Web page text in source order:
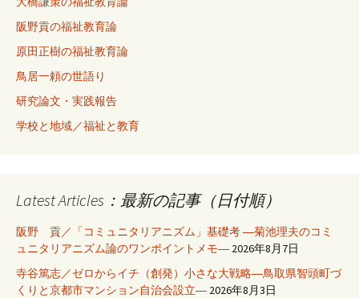
阪野貢の福祉教育論
原田正樹の福祉教育論
鳥居一頼の世語り
研究論文・実践報告
学校と地域／福祉と教育
Latest Articles：最新の記事（日付順）
阪野 貢／「コミュニタリアニズム」基礎考 ―菊池理夫のコミ
ュニタリアニズム論のワンポイントメモ― 2026年8月7日
寺谷篤志／ゼロからイチ（創発）小さな大戦略―鳥取県智頭町づ
くりと京都市マンション自治会設立― 2026年8月3日